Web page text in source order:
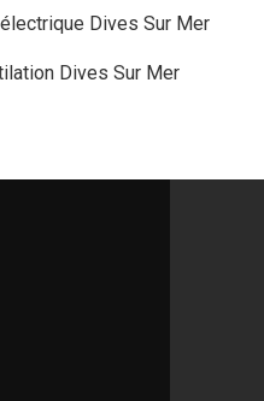
Dives Sur Mer
Dives Sur Mer